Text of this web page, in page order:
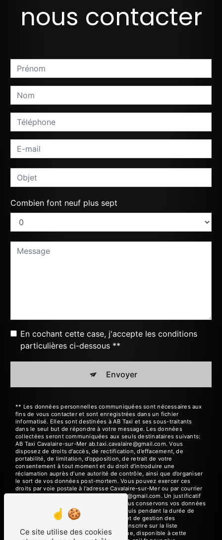
nous contacter
Combien font neuf plus sept
En cochant cette case, j'accepte les conditions
particulières ci-dessous **
Envoyer
** Les données personnelles communiquées sont nécessaires aux
fins de vous contacter et sont enregistrées dans un fichier
informatisé. Elles sont destinées à AB Taxi et ses sous-traitants
dans le seul but de répondre à votre message. Les données
collectées seront communiquées aux seuls destinataires suivants:
AB Taxi Cavalaire-sur-Mer ab.taxi.cavalaire@gmail.com. Vous
disposez de droits d’accès, de rectification, d’effacement, de
portabilité, de limitation, d’opposition, de retrait de votre
consentement à tout moment et du droit d’introduire une
réclamation auprès d’une autorité de contrôle, ainsi que d’organiser
le sort de vos données post-mortem. Vous pouvez exercer ces
droits par voie postale à l'adresse Cavalaire-sur-Mer ou par courrier
électronique à l'adresse ab.taxi.cavalaire@gmail.com. Un justificatif
d'identité pourra vous être demandé. Nous conservons vos données
pendant la période de prise de contact puis pendant la durée de
prescription légale aux fins probatoires et de gestion des
contentieux. Vous avez le droit de vous inscrire sur la liste
d'opposition au démarchage téléphonique, disponible à cette
Ce site utilise des cookies